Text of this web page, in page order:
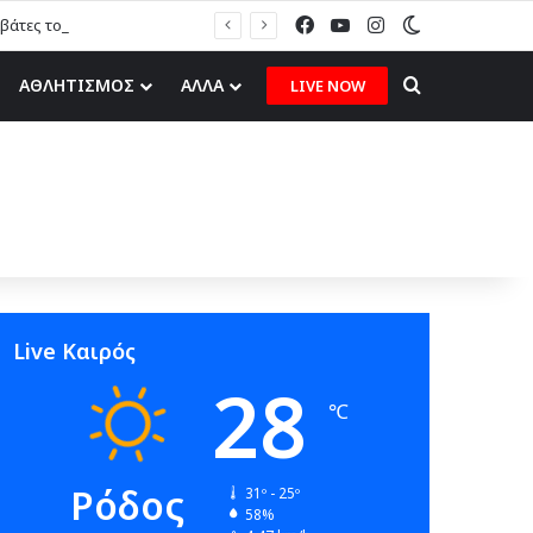
τον μήνα Ιούλιο 2026 FacebookYouTubeInstagram
ΑΘΛΗΤΙΣΜΟΣ ΑΛΛΑ LIVE NOW Search for
Live Καιρός
Ρόδος
28 ℃
31º - 25º
58%